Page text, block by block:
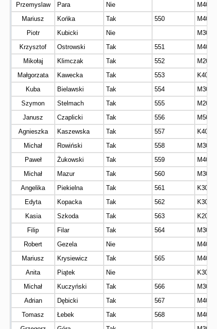
Przemyslaw
Para Nie
M40
Mariusz
Końka Tak 550
M40
Piotr
Kubicki Nie
M30
Krzysztof
Ostrowski Tak 551
M40
Mikołaj
Klimczak Tak 552
M20
Małgorzata
Kawecka Tak 553
K40
Kuba
Bielawski Tak 554
M30
Szymon
Stelmach Tak 555
M20
Janusz
Czaplicki Tak 556
M50
Agnieszka
Kaszewska Tak 557
K40
Michał
Rowiński Tak 558
M30
Paweł
Żukowski Tak 559
M40
Michał
Mazur Tak 560
M30
Angelika
Piekielna Tak 561
K30
Edyta
Kopacka Tak 562
K30
Kasia
Szkoda Tak 563
K20
Filip
Filar Tak 564
M30
Robert
Gezela Nie
M40
Mariusz
Krysiewicz Tak 565
M40
Anita
Piątek Nie
K30
Michał
Kuczyński Tak 566
M30
Adrian
Dębicki Tak 567
M40
Tomasz
Łebek Tak 568
M40